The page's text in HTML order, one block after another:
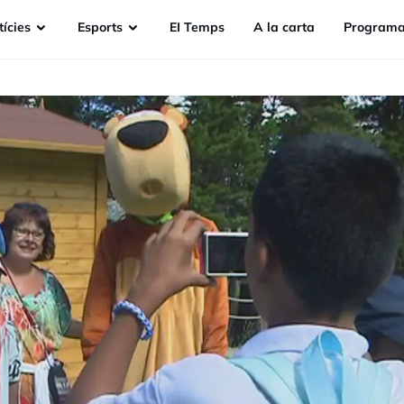
Esports EI Temps A la carta